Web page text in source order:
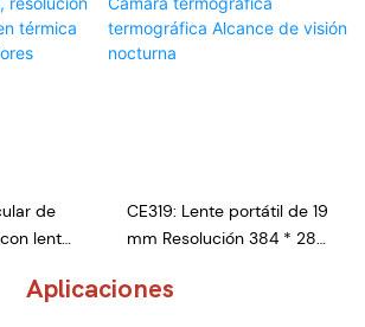
de
lente
CE319: Lente portátil de 19
mm Resolución 384 * 288
termográfica Alcance de
Aplicaciones